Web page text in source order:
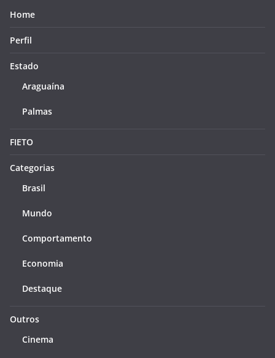
Home
Perfil
Estado
Araguaína
Palmas
FIETO
Categorias
Brasil
Mundo
Comportamento
Economia
Destaque
Outros
Cinema